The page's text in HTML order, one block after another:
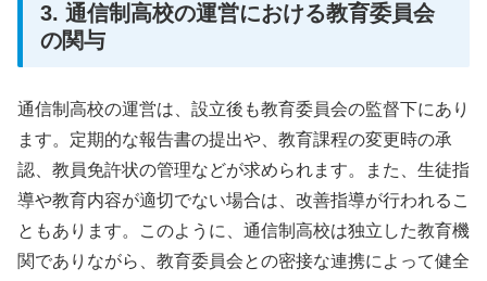
3. 通信制高校の運営における教育委員会
の関与
通信制高校の運営は、設立後も教育委員会の監督下にあり
ます。定期的な報告書の提出や、教育課程の変更時の承
認、教員免許状の管理などが求められます。また、生徒指
導や教育内容が適切でない場合は、改善指導が行われるこ
ともあります。このように、通信制高校は独立した教育機
関でありながら、教育委員会との密接な連携によって健全